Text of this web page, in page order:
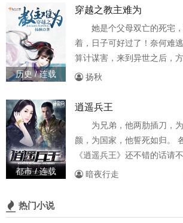
多。门务必仔细牵好。个绝
主受，宠白甜苏爽雷。请勿
榜。周四入v，连发三章，请
的专栏，求收藏
历史 / 连载
穿越之教主难为
她是个父母双亡的死宅
着，日子可好过了！奈何难
算计谋害，来到异世之后，
好！ 令她没想到的是，这辈
此背负着成千上万教众的生
扛得起吗？ 教中长老们不服
烦，朝中的皇子们也纷朝她
她不知道，这些贵人们面上朝
扬秋
都市 / 连载
逍遥兵王
为兄弟，他两肋插刀，
颜，为国家，他誓死如归。
《逍遥兵王》还不错的话请
微博里的朋友推荐哦！
暗夜行走
热门小说